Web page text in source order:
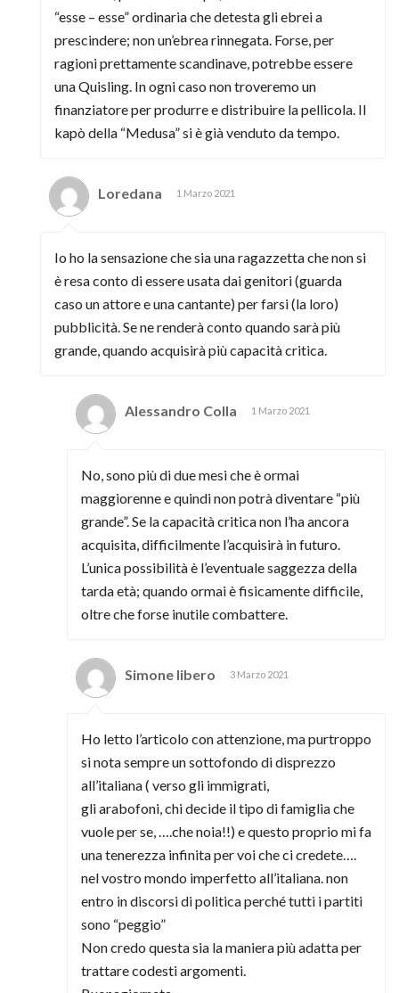
“esse – esse” ordinaria che detesta gli ebrei a
prescindere; non un’ebrea rinnegata. Forse, per
ragioni prettamente scandinave, potrebbe essere
una Quisling. In ogni caso non troveremo un
finanziatore per produrre e distribuire la pellicola. Il
kapò della “Medusa” si è già venduto da tempo.
Loredana 1 Marzo 2021
Io ho la sensazione che sia una ragazzetta che non si
è resa conto di essere usata dai genitori (guarda
caso un attore e una cantante) per farsi (la loro)
pubblicità. Se ne renderà conto quando sarà più
grande, quando acquisirà più capacità critica.
Alessandro Colla 1 Marzo 2021
No, sono più di due mesi che è ormai
maggiorenne e quindi non potrà diventare “più
grande”. Se la capacità critica non l’ha ancora
acquisita, difficilmente l’acquisirà in futuro.
L’unica possibilità è l’eventuale saggezza della
tarda età; quando ormai è fisicamente difficile,
oltre che forse inutile combattere.
Simone libero 3 Marzo 2021
Ho letto l’articolo con attenzione, ma purtroppo
si nota sempre un sottofondo di disprezzo
all’italiana ( verso gli immigrati,
gli arabofoni, chi decide il tipo di famiglia che
vuole per se, ….che noia!!) e questo proprio mi fa
una tenerezza infinita per voi che ci credete….
nel vostro mondo imperfetto all’italiana. non
entro in discorsi di politica perché tutti i partiti
sono “peggio”
Non credo questa sia la maniera più adatta per
trattare codesti argomenti.